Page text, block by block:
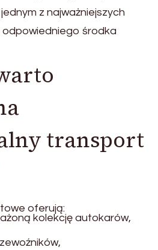
z najważniejszych
środka
transport
oferują:
kolekcję autokarów,